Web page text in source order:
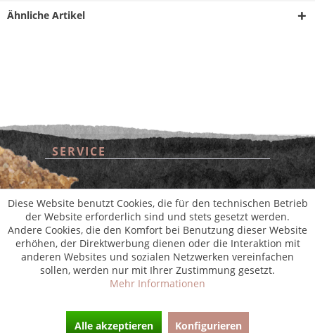
Ähnliche Artikel
SERVICE
SHOP SERVICE
INFORMATIONEN
NEWSLETTER
* Alle Preise inkl. gesetzl. Mehrwertsteuer zzgl.Versandkostenund ggf.
Nachnahmegebühren, wenn nicht anders beschrieben
aus der digitalenwollwinderei
Diese Website benutzt Cookies, die für den technischen Betrieb
der Website erforderlich sind und stets gesetzt werden.
Andere Cookies, die den Komfort bei Benutzung dieser Website
erhöhen, der Direktwerbung dienen oder die Interaktion mit
anderen Websites und sozialen Netzwerken vereinfachen
sollen, werden nur mit Ihrer Zustimmung gesetzt.
Mehr Informationen
Alle akzeptieren Konfigurieren